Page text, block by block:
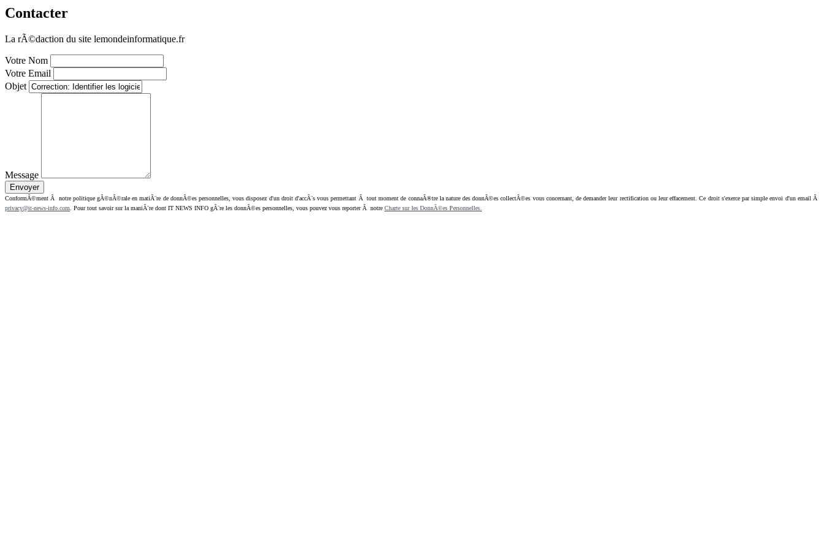
Contacter
La rÃ©daction du site lemondeinformatique.fr
Votre Nom
Votre Email
Objet
Message
ConformÃ©ment Ã notre politique gÃ©nÃ©rale en matiÃ¨re de donnÃ©es personnelles, vous disposez d'un droit d'accÃ¨s vous permettant Ã tout moment de connaÃ®tre la nature des donnÃ©es collectÃ©es vous concernant, de demander leur rectification ou leur effacement. Ce droit s'exerce par simple envoi d'un email Ã
privacy@it-news-info.com . Pour tout savoir sur la maniÃ¨re dont IT NEWS INFO gÃ¨re les donnÃ©es personnelles, vous pouvez vous reporter Ã notre Charte sur les DonnÃ©es Personnelles.